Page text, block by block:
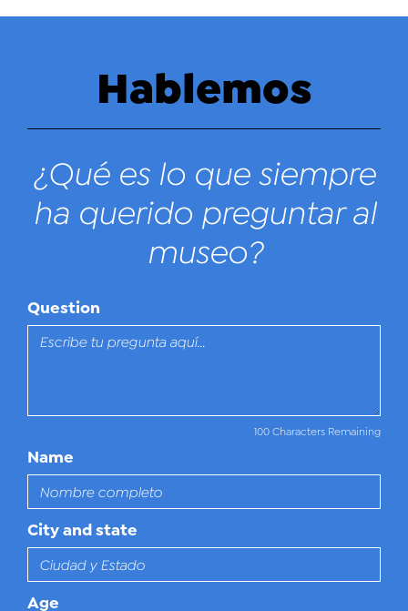
Hablemos
¿Qué es lo que siempre
ha querido preguntar al
museo?
Question
100 Characters Remaining
Name
City and state
Age